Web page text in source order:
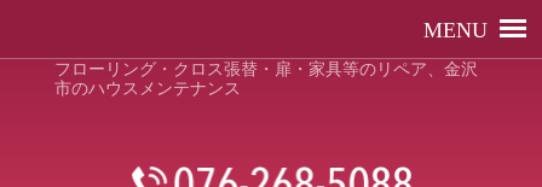
フローリング・クロス張替・扉・家具等のリペア、金沢
市のハウスメンテナンス